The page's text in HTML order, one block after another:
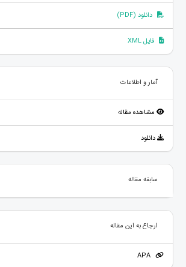
دانلود (PDF)
فایل XML
آمار و اطلاعات
مشاهده مقاله
دانلود
سابقه مقاله
ارجاع به این مقاله
APA